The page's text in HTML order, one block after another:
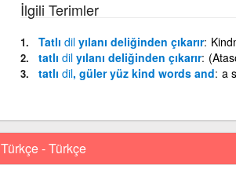
İlgili Terimler
Tatlı dilyılanı deliğinden çıkarır
tatlı dilyılanı deliğinden çıkarır
tatlı dil, güler yüz kind words and a
Türkçe - Türkçe